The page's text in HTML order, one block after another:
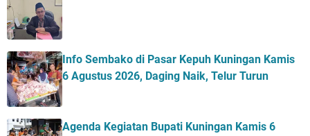
Info Sembako di Pasar Kepuh Kuningan Kamis
6 Agustus 2026, Daging Naik, Telur Turun
Agenda Kegiatan Bupati Kuningan Kamis 6